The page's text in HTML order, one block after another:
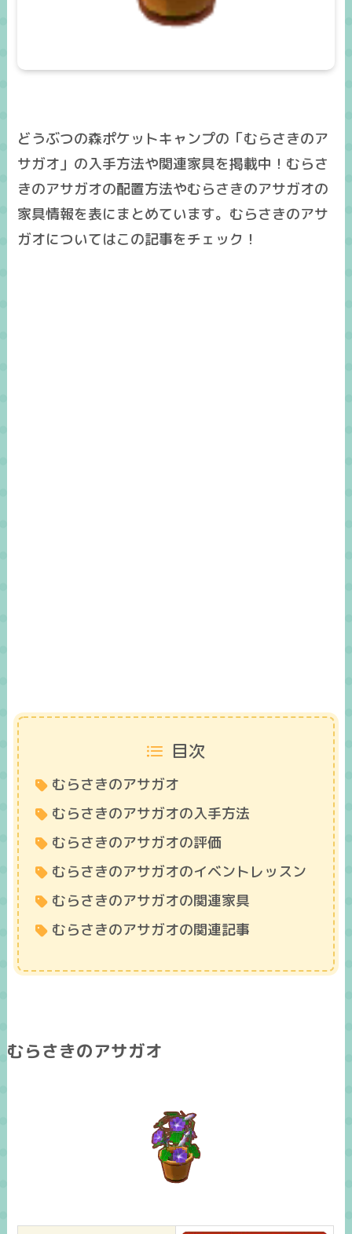
どうぶつの森ポケットキャンプの「むらさきのア
サガオ」の入手方法や関連家具を掲載中！むらさ
きのアサガオの配置方法やむらさきのアサガオの
家具情報を表にまとめています。むらさきのアサ
ガオについてはこの記事をチェック！
目次
むらさきのアサガオ
むらさきのアサガオの入手方法
むらさきのアサガオの評価
むらさきのアサガオのイベントレッスン
むらさきのアサガオの関連家具
むらさきのアサガオの関連記事
むらさきのアサガオ